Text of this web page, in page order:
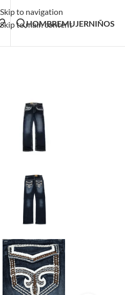
Skip to navigation
Skip to main content
HOMBREMUJERNIÑOS